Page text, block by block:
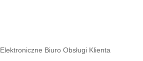
Elektroniczne Biuro Obsługi Klienta